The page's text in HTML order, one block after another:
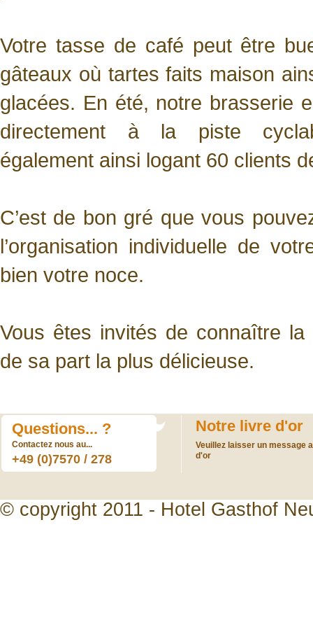
Votre tasse de café peut être
gâteaux où tartes faits maison
glacées. En été, notre brasserie
directement à la piste
également ainsi logant 60 clients
C’est de bon gré que vous
l’organisation individuelle de
bien votre noce.
Vous êtes invités de connaître la
de sa part la plus délicieuse.
Questions... ?
Contactez nous au...
+49 (0)7570 / 278
Notre livre d'or
Veuillez laisser un message
d'or
© copyright 2011 - Hotel Gasthof